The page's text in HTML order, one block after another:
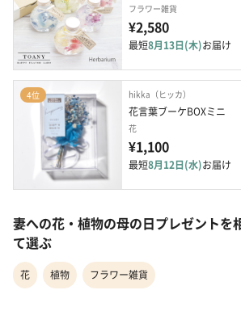
フラワー雑貨
¥2,580
最短8月13日(木)お届け
4位 hikka（ヒッカ）
花言葉ブーケBOXミニ
花
¥1,100
最短8月12日(水)お届け
妻への花・植物の母の日プレゼントを
て選ぶ
花 植物 フラワー雑貨